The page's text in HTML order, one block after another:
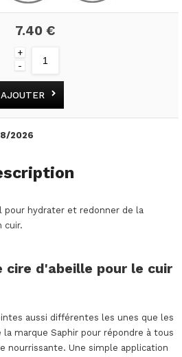
7.40 €
+
-
AJOUTER
2026
pour hydrater et redonner de la
cuir.
cire d'abeille pour le cuir
aussi différentes les unes que les
marque Saphir pour répondre à tous
nourrissante. Une simple application